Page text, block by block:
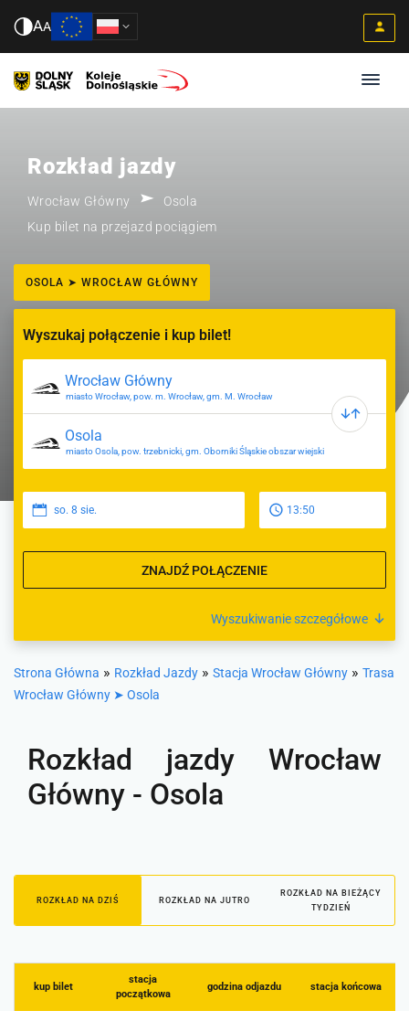
AA
Rozkład jazdy
Wrocław Główny
Osola
Kup bilet na przejazd pociągiem
OSOLA ➤ WROCŁAW GŁÓWNY
Wyszukaj połączenie i kup bilet!
miasto Wrocław, pow. m. Wrocław, gm. M. Wrocław
miasto Osola, pow. trzebnicki, gm. Oborniki Śląskie obszar wiejski
so. 8 sie. 13:50
ZNAJDŹ POŁĄCZENIE
Wyszukiwanie szczegółowe
Strona Główna » Rozkład Jazdy » Stacja Wrocław Główny » Trasa
Wrocław Główny ➤ Osola
Rozkład jazdy Wrocław
Główny - Osola
ROZKŁAD NA DZIŚ ROZKŁAD NA JUTRO
ROZKŁAD NA BIEŻĄCY
TYDZIEŃ
stacja
początkowa
godzina odjazdu stacja końcowa
kup bilet